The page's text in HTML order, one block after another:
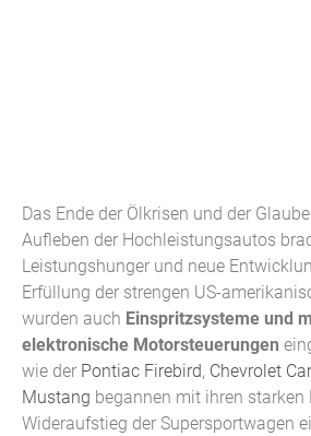
Das Ende der Ölkrisen und der
Aufleben der Hochleistungsautos
Leistungshunger und neue
Erfüllung der strengen US-
wurden auch Einspritzsysteme und
elektronische Motorsteuerungen
wie der Pontiac Firebird, Chevrolet
Mustang begannen mit ihren starken
Wideraufstieg der Supersportwagen